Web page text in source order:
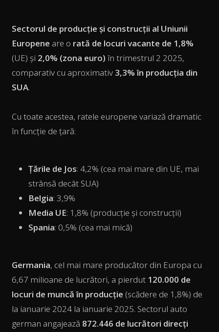
Sectorul de producție și construcții al Uniunii
Europene are o rată de locuri vacante de 1,8%
(UE) și 2,0% (zona euro) în trimestrul 2 2025,
comparativ cu aproximativ 3,3% în producția din
SUA.
Cu toate acestea, ratele europene variază dramatic
în funcție de țară:
Țările de Jos: 4,2% (cea mai mare din UE, mai
strânsă decât SUA)
Belgia: 3,9%
Media UE: 1,8% (producție și construcții)
Spania: 0,5% (cea mai mică)
Germania, cel mai mare producător din Europa cu
6,67 milioane de lucrători, a pierdut 120.000 de
locuri de muncă în producție (scădere de 1,8%) de
la ianuarie 2024 la ianuarie 2025. Sectorul auto
german angajează 872.446 de lucrători direcți